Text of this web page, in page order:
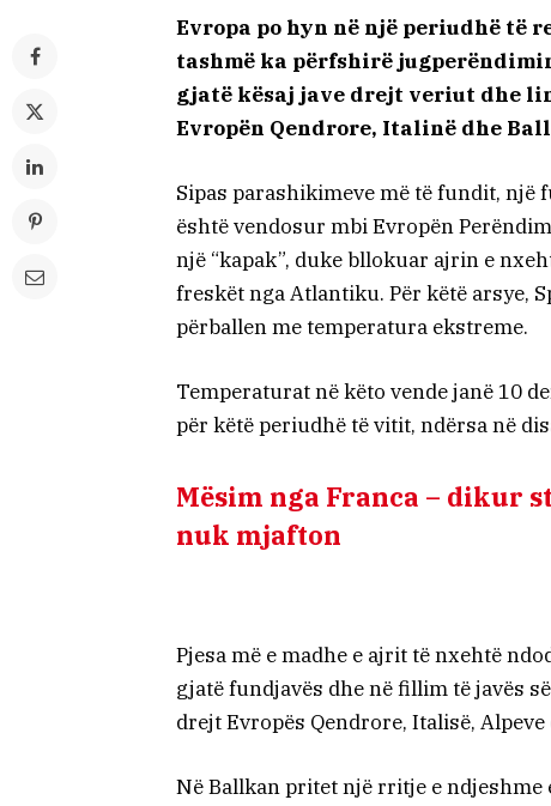
Evropa po hyn në një periudhë të
tashmë ka përfshirë
gjatë kësaj jave drejt veriut dhe
Evropën Qendrore, Italinë dhe
Sipas parashikimeve më të fundit,
është vendosur mbi Evropën
një “kapak”, duke bllokuar ajrin e
freskët nga Atlantiku. Për këtë arsye,
përballen me temperatura ekstreme.
Temperaturat në këto vende janë 10
për këtë periudhë të vitit, ndërsa në
Mësim nga Franca – dikur
nuk mjafton
Pjesa më e madhe e ajrit të nxehtë
gjatë fundjavës dhe në fillim të javës
drejt Evropës Qendrore, Italisë,
Në Ballkan pritet një rritje e ndjeshme